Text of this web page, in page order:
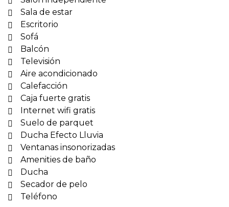
Sala de estar
Escritorio
Sofá
Balcón
Televisión
Aire acondicionado
Calefacción
Caja fuerte gratis
Internet wifi gratis
Suelo de parquet
Ducha Efecto Lluvia
Ventanas insonorizadas
Amenities de baño
Ducha
Secador de pelo
Teléfono